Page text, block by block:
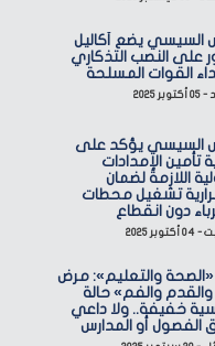
السيسي يضع أكاليل
على النصب التذكاري
القوات المسلحة
٢٠٢٥
السيسي يؤكد على
تأمين الإمدادات
اللازمة لضمان
تشغيل محطات
دون انقطاع
٢٠٢٥
«الصحة والتعليم»: مرض
والقدم والفم» حالة
خفيفة.. ولا داعي
الفصول أو المدارس